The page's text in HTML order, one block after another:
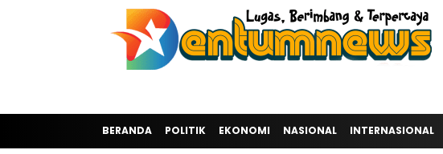
BERANDA POLITIK EKONOMI NASIONAL INTERNASIONAL